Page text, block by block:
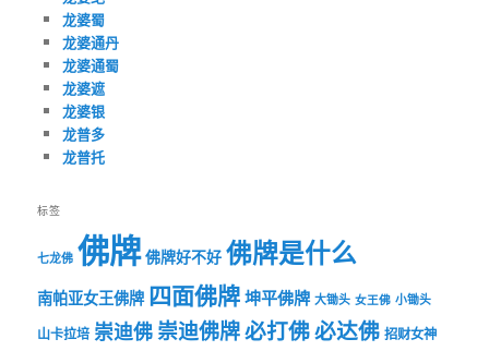
龙婆蜀
龙婆通丹
龙婆通蜀
龙婆遮
龙婆银
龙普多
龙普托
标签
七龙佛 佛牌 佛牌好不好 佛牌是什么
南帕亚女王佛牌 四面佛牌坤平佛牌 大锄头 女王佛 小锄头
山卡拉培 崇迪佛崇迪佛牌必打佛必达佛 招财女神